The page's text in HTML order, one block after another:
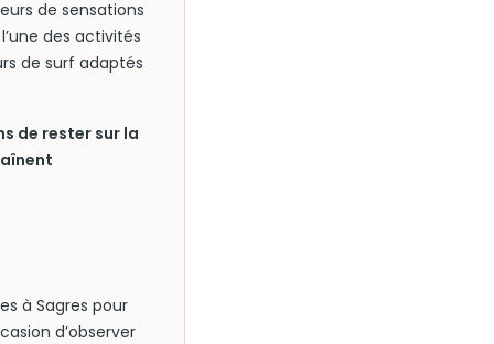
de sensations
des activités
de surf adaptés
de rester sur la
à Sagres pour
d’observer